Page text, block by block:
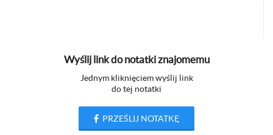
Wyślij link do notatki znajomemu
Jednym kliknięciem wyślij link
do tej notatki
PRZEŚLIJ NOTATKĘ